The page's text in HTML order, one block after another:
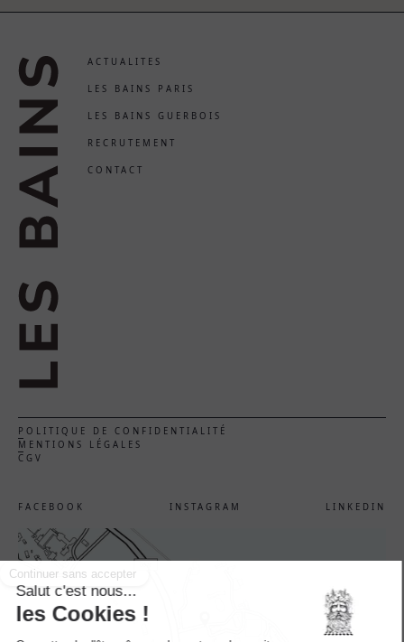
ACTUALITES
LES BAINS PARIS
LES BAINS GUERBOIS
RECRUTEMENT
CONTACT
POLITIQUE DE CONFIDENTIALITÉ
MENTIONS LÉGALES
CGV
FACEBOOK INSTAGRAM LINKEDIN